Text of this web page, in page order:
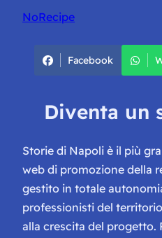
NoRecipe
Facebook
Diventa un
Storie di Napoli è il più
web di promozione della
gestito in totale
professionisti del
alla crescita del progetto.